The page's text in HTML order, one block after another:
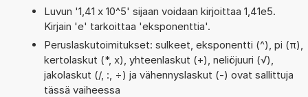
Luvun '1,41 x 10^5' sijaan voidaan kirjoittaa 1,41e5.
Kirjain 'e' tarkoittaa 'eksponenttia'.
Peruslaskutoimitukset: sulkeet, eksponentti (^), pi (π),
kertolaskut (*, x), yhteenlaskut (+), neliöjuuri (√),
jakolaskut (/, :, ÷) ja vähennyslaskut (-) ovat sallittuja
tässä vaiheessa